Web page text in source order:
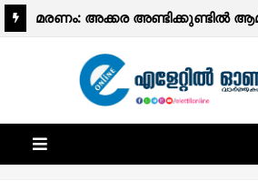
മരണം: അക്കര അണ്ടിക്കുണ്ടിൽ